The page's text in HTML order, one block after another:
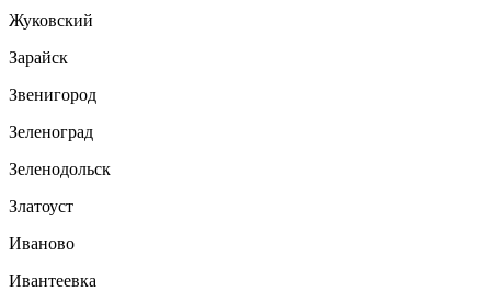
Жуковский
Зарайск
Звенигород
Зеленоград
Зеленодольск
Златоуст
Иваново
Ивантеевка